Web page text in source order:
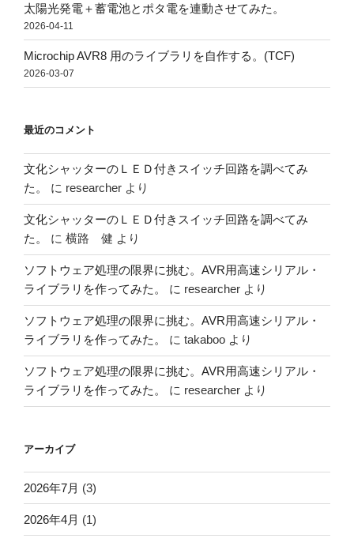
太陽光発電＋蓄電池とポタ電を連動させてみた。
2026-04-11
Microchip AVR8 用のライブラリを自作する。(TCF)
2026-03-07
最近のコメント
文化シャッターのＬＥＤ付きスイッチ回路を調べてみ
た。
に researcher より
文化シャッターのＬＥＤ付きスイッチ回路を調べてみ
た。
に 横路 健 より
ソフトウェア処理の限界に挑む。AVR用高速シリアル・
ライブラリを作ってみた。
に researcher より
ソフトウェア処理の限界に挑む。AVR用高速シリアル・
ライブラリを作ってみた。
に takaboo より
ソフトウェア処理の限界に挑む。AVR用高速シリアル・
ライブラリを作ってみた。
に researcher より
アーカイブ
2026年7月 (3)
2026年4月 (1)